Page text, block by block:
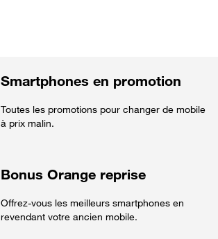
Smartphones en promotion
Toutes les promotions pour changer de mobile
à prix malin.
Bonus Orange reprise
Offrez-vous les meilleurs smartphones en
revendant votre ancien mobile.